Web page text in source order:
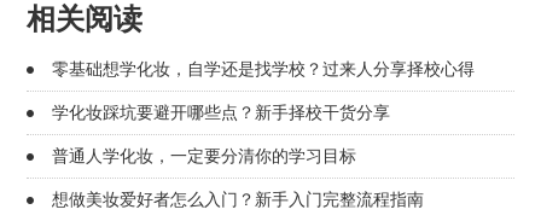
相关阅读
零基础想学化妆，自学还是找学校？过来人分享择校心得
学化妆踩坑要避开哪些点？新手择校干货分享
普通人学化妆，一定要分清你的学习目标
想做美妆爱好者怎么入门？新手入门完整流程指南